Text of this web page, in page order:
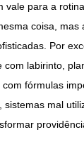
vale para a
coisa, mas
Por
com labirinto,
fórmulas
sistemas mal